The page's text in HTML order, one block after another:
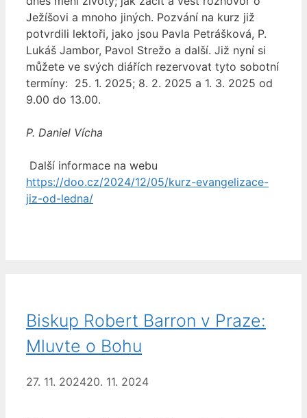
Ježíšovi a mnoho jiných. Pozvání na kurz již
potvrdili lektoři, jako jsou Pavla Petrášková, P.
Lukáš Jambor, Pavol Strežo a další. Již nyní si
můžete ve svých diářích rezervovat tyto sobotní
termíny: 25. 1. 2025; 8. 2. 2025 a 1. 3. 2025 od
9.00 do 13.00.
P. Daniel Vícha
Další informace na webu
https://doo.cz/2024/12/05/kurz-evangelizace-
jiz-od-ledna/
Biskup Robert Barron v Praze:
Mluvte o Bohu
27. 11. 202420. 11. 2024